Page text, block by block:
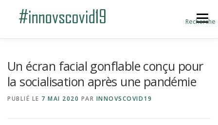
Recherche
Menu
Un écran facial gonflable conçu pour
la socialisation après une pandémie
PUBLIÉ LE 7 MAI 2020 PAR INNOVSCOVID19